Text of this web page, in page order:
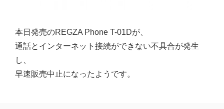
本日発売のREGZA Phone T-01Dが、
通話とインターネット接続ができない不具合が発生
し、
早速販売中止になったようです。